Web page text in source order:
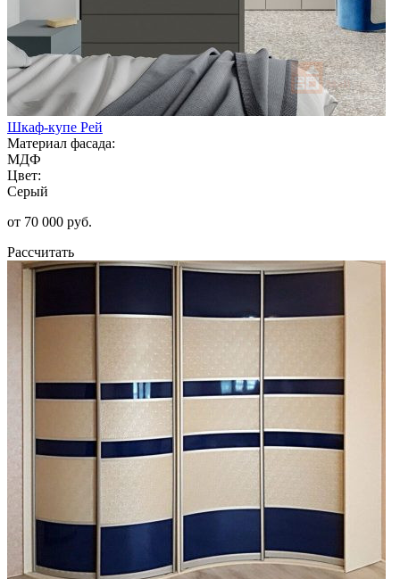
Шкаф-купе Рей
Материал фасада:
МДФ
Цвет:
Серый
от 70 000 руб.
Рассчитать